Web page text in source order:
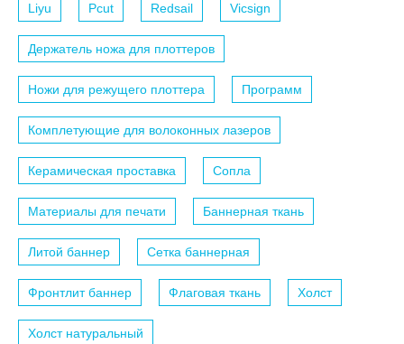
Liyu Pcut Redsail Vicsign
Держатель ножа для плоттеров
Ножи для режущего плоттера Программ
Комплетующие для волоконных лазеров
Керамическая проставка Сопла
Материалы для печати Баннерная ткань
Литой баннер Сетка баннерная
Фронтлит баннер Флаговая ткань Холст
Холст натуральный